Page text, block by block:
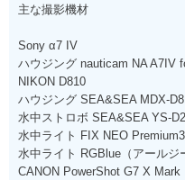
主な撮影機材
Sony α7 IV
ハウジング nauticam NA A7IV
NIKON D810
ハウジング SEA&SEA MDX-
水中ストロボ SEA&SEA YS-D2
水中ライト FIX NEO
水中ライト RGBlue（アールジ
CANON PowerShot G7 X Mark II